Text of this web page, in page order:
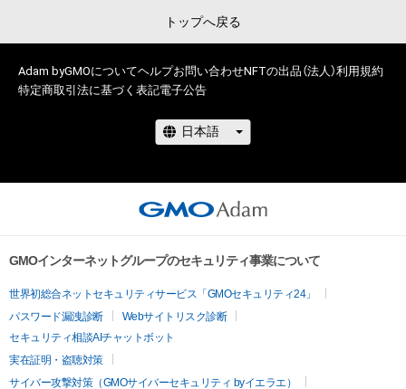
トップへ戻る
Adam byGMOについてヘルプお問い合わせNFTの出品（法人）利用規約
特定商取引法に基づく表記電子公告
GMOインターネットグループのセキュリティ事業について
世界初総合ネットセキュリティサービス「GMOセキュリティ24」
パスワード漏洩診断
Webサイトリスク診断
セキュリティ相談AIチャットボット
実在証明・盗聴対策
サイバー攻撃対策（GMOサイバーセキュリティ byイエラエ）